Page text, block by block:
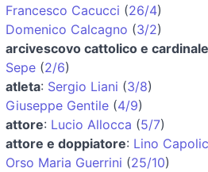
Francesco Cacucci (26/4)
Domenico Calcagno (3/2)
arcivescovo cattolico e cardinale
Sepe (2/6)
atleta: Sergio Liani (3/8)
Giuseppe Gentile (4/9)
attore: Lucio Allocca (5/7)
attore e doppiatore: Lino
Orso Maria Guerrini (25/10)